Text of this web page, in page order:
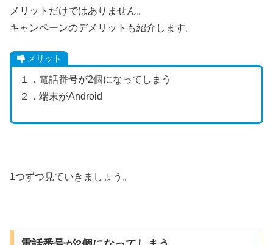
メリットだけではありません。
キャンペーンのデメリットも紹介します。
メリット
１．電話番号が2個になってしまう
２．端末がAndroid
1つずつ見ていきましょう。